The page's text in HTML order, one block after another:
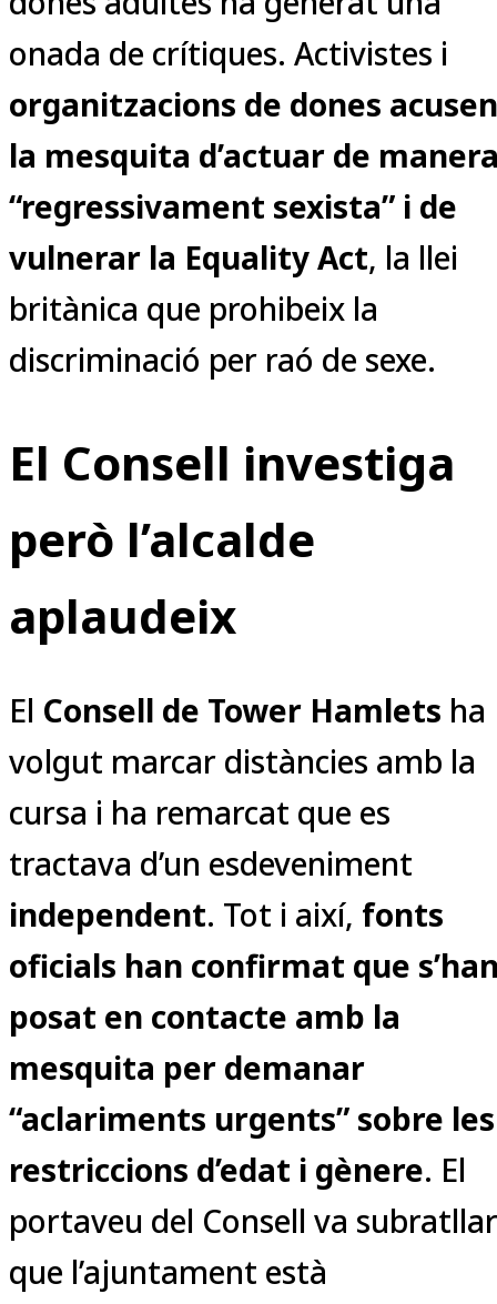
onada de crítiques. Activistes i
organitzacions de dones acusen
la mesquita d’actuar de
“regressivament sexista” i de
vulnerar la Equality Act, la llei
britànica que prohibeix la
discriminació per raó de sexe.
El Consell investiga
però l’alcalde
aplaudeix
El Consell de Tower Hamlets ha
volgut marcar distàncies amb la
cursa i ha remarcat que es
tractava d’un esdeveniment
independent. Tot i així, fonts
oficials han confirmat que
posat en contacte amb la
mesquita per demanar
“aclariments urgents” sobre les
restriccions d’edat i gènere. El
portaveu del Consell va subratllar
que l’ajuntament està